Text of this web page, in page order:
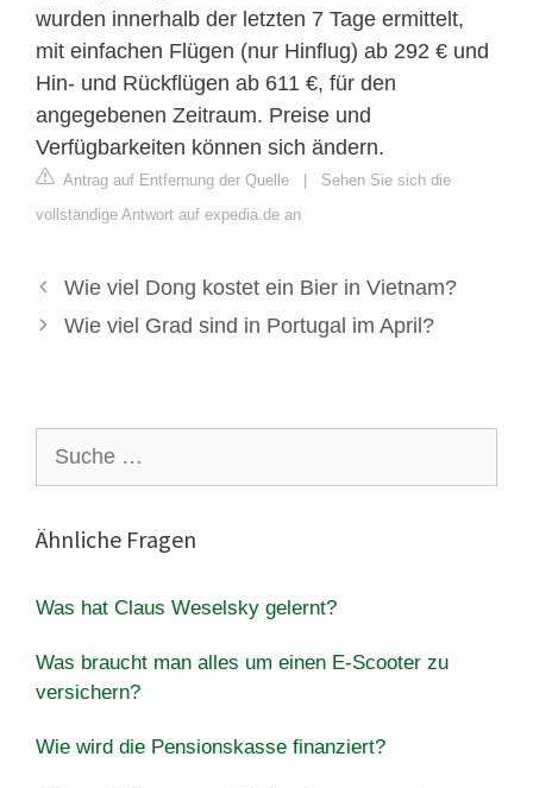
wurden innerhalb der letzten 7 Tage ermittelt,
mit einfachen Flügen (nur Hinflug) ab 292 € und
Hin- und Rückflügen ab 611 €, für den
angegebenen Zeitraum. Preise und
Verfügbarkeiten können sich ändern.
Antrag auf Entfernung der Quelle | Sehen Sie sich die
vollständige Antwort auf expedia.de an
Wie viel Dong kostet ein Bier in Vietnam?
Wie viel Grad sind in Portugal im April?
nach:
Ähnliche Fragen
Was hat Claus Weselsky gelernt?
Was braucht man alles um einen E-Scooter zu
versichern?
Wie wird die Pensionskasse finanziert?